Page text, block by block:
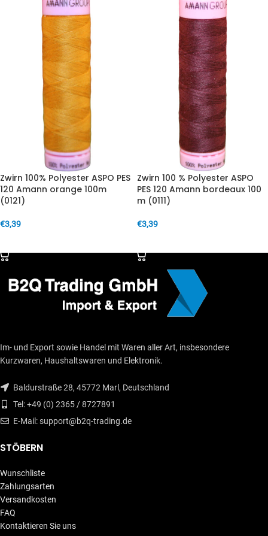
Zwirn 100% Polyester ASPO PES
120 Amann orange 100m
(0121)
€3,39
Zwirn 100 % Polyester ASPO
PES 120 Amann bordeaux 100
m (0111)
€3,39
Im- und Export sowie Handel mit Waren aller Art, insbesondere
Kurzwaren, Haushaltswaren und Elektronik.
Baldurstraße 28, 45772 Marl, Deutschland
Tel: +49 (0) 2365 / 8727891
E-Mail: support@b2q-trading.de
STÖBERN
Wunschliste
Zahlungsarten
Versandkosten
FAQ
Kontaktieren Sie uns